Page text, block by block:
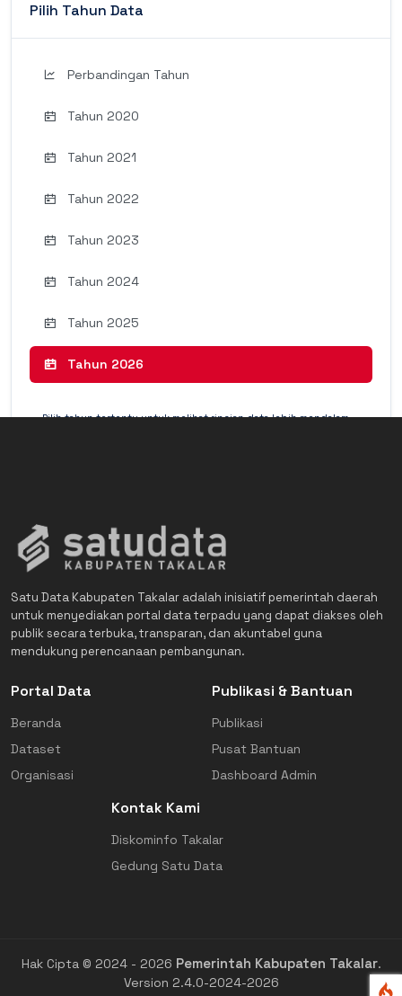
Pilih Tahun Data
Perbandingan Tahun
Tahun 2020
Tahun 2021
Tahun 2022
Tahun 2023
Tahun 2024
Tahun 2025
Tahun 2026
Pilih tahun tertentu untuk melihat rincian data lebih mendalam
Satu Data Kabupaten Takalar adalah inisiatif pemerintah daerah
untuk menyediakan portal data terpadu yang dapat diakses oleh
publik secara terbuka, transparan, dan akuntabel guna
mendukung perencanaan pembangunan.
Portal Data
Beranda
Dataset
Organisasi
Publikasi & Bantuan
Publikasi
Pusat Bantuan
Dashboard Admin
Kontak Kami
Diskominfo Takalar
Gedung Satu Data
Hak Cipta © 2024 - 2026 Pemerintah Kabupaten Takalar.
Version 2.4.0-2024-2026